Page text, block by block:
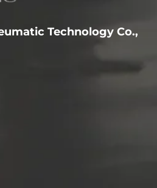
Technology Co.,